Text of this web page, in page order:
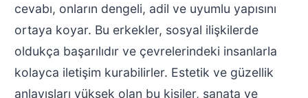
cevabı, onların dengeli, adil ve uyumlu yapısını
ortaya koyar. Bu erkekler, sosyal ilişkilerde
oldukça başarılıdır ve çevrelerindeki insanlarla
kolayca iletişim kurabilirler. Estetik ve güzellik
anlayışları yüksek olan bu kişiler, sanata ve